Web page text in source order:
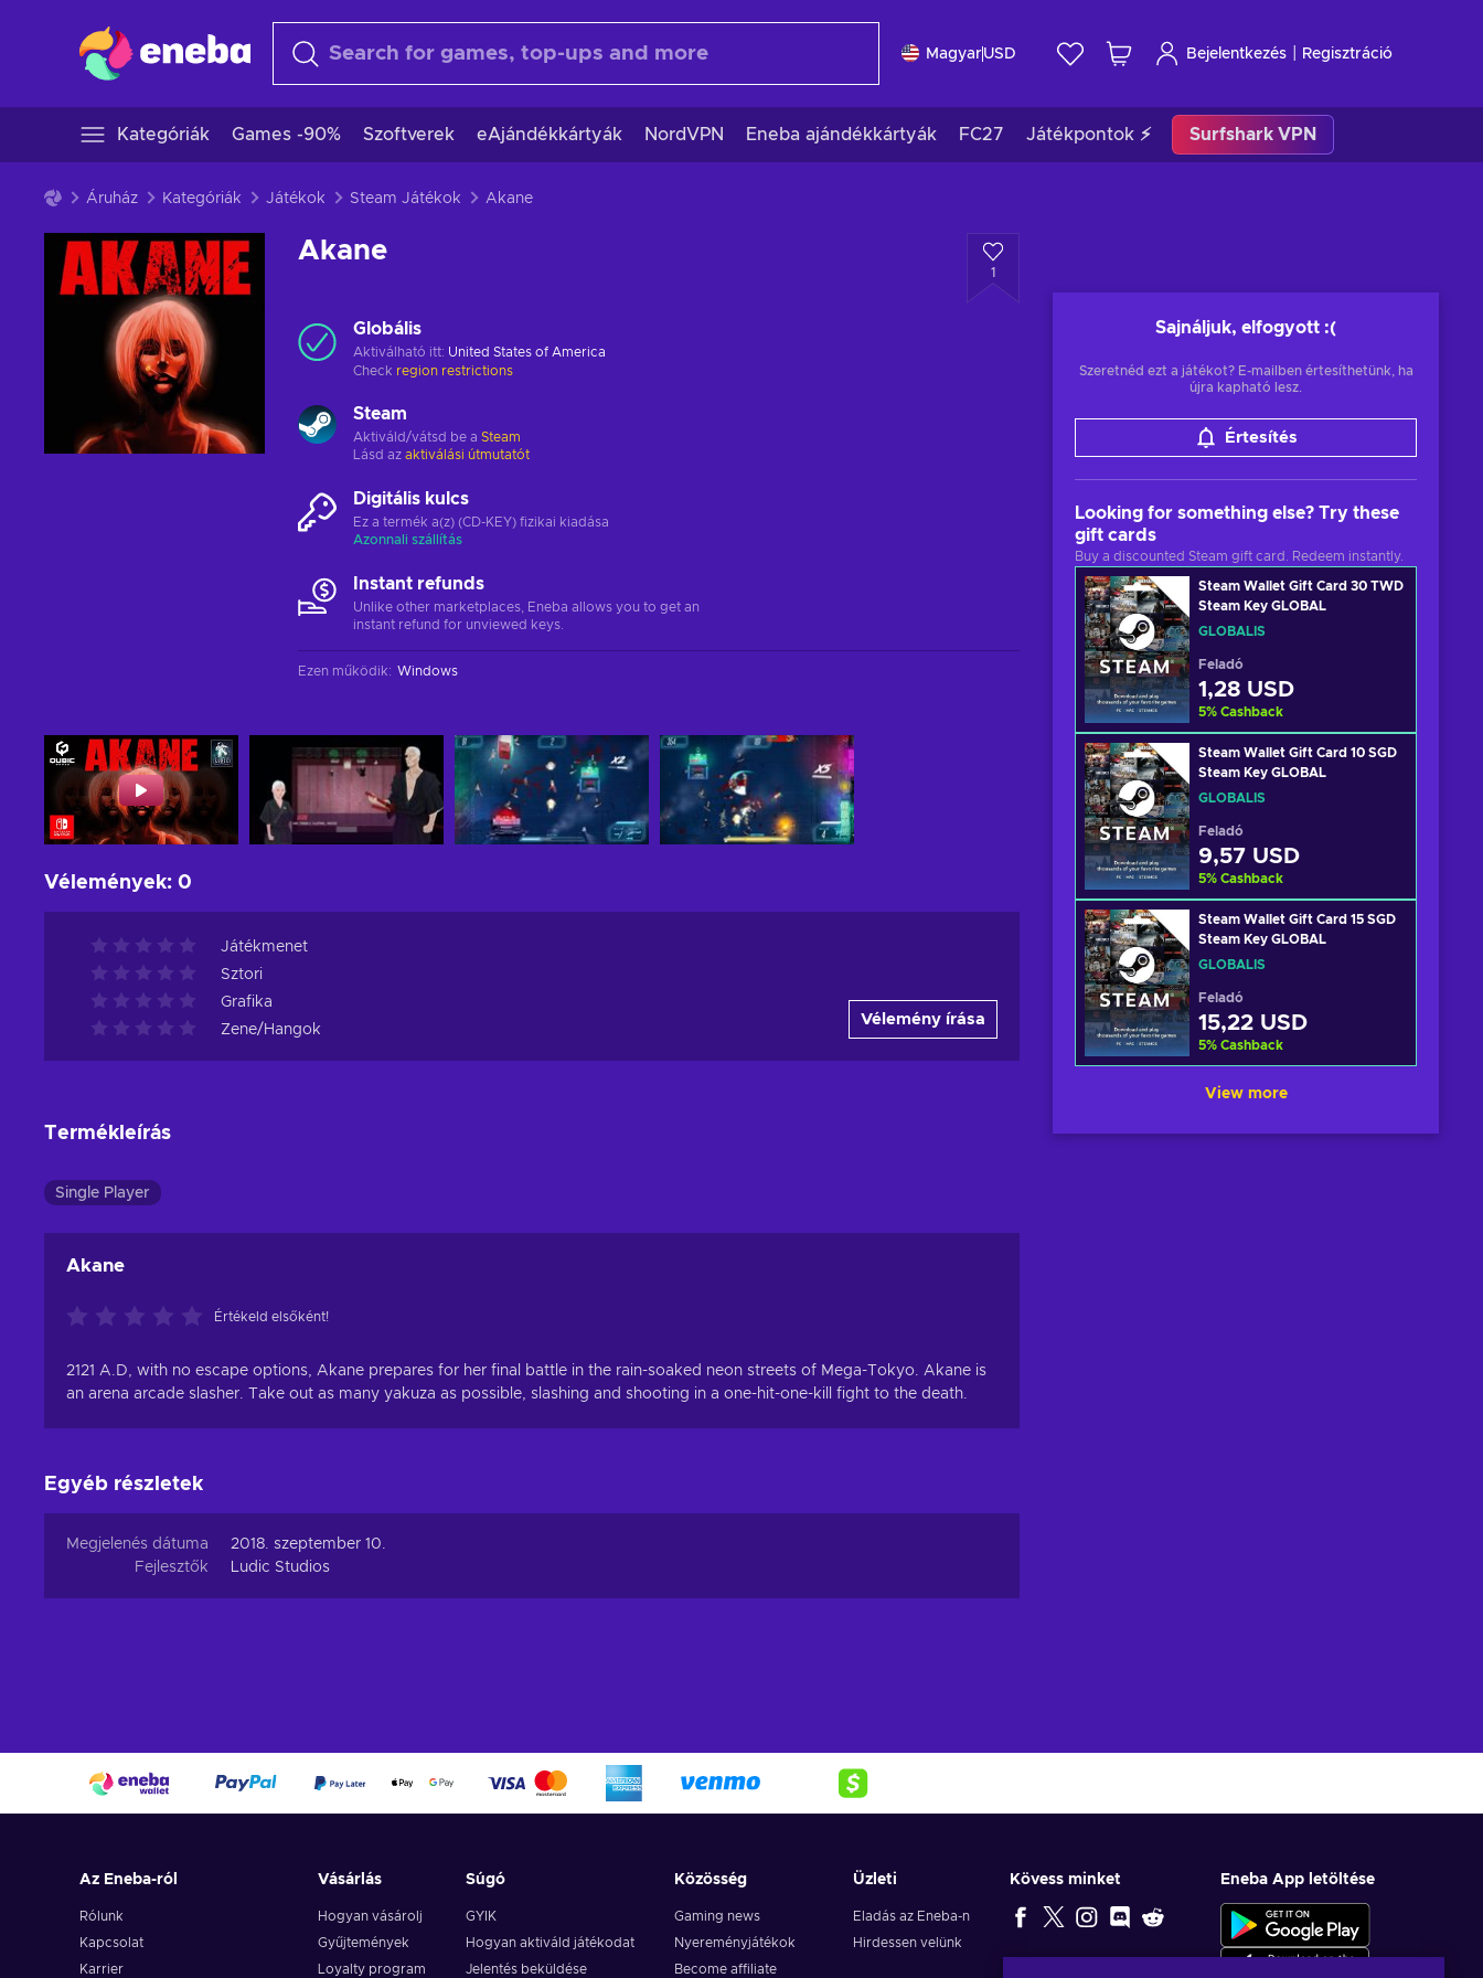
MagyarUSD Bejelentkezés Regisztráció
Kategóriák Games -90% Szoftverek eAjándékkártyák NordVPN Eneba ajándékkártyák FC27 Játékpontok ⚡ Surfshark VPN
Áruház Kategóriák Játékok Steam Játékok Akane
Akane
1
Sajnáljuk, elfogyott :(
Szeretnéd ezt a játékot? E-mailben értesíthetünk, ha
újra kapható lesz.
Értesítés
Looking for something else? Try these
gift cards
Buy a discounted Steam gift card. Redeem instantly.
Steam Wallet Gift Card 30 TWD
Steam Key GLOBAL
GLOBÁLIS
Feladó
1,28 USD
5% Cashback
Steam Wallet Gift Card 10 SGD
Steam Key GLOBAL
GLOBÁLIS
Feladó
9,57 USD
5% Cashback
Steam Wallet Gift Card 15 SGD
Steam Key GLOBAL
GLOBÁLIS
Feladó
15,22 USD
5% Cashback
View more
Globális
Aktiválható itt: United States of America
Check region restrictions
Steam
Aktiváld/vátsd be a Steam
Lásd az aktiválási útmutatót
Digitális kulcs
Ez a termék a(z) (CD-KEY) fizikai kiadása
Azonnali szállítás
Instant refunds
Unlike other marketplaces, Eneba allows you to get an
instant refund for unviewed keys.
Ezen működik: Windows
Vélemények: 0
Játékmenet
Sztori
Grafika
Zene/Hangok
Vélemény írása
Termékleírás
Single Player
Akane
Értékeld elsőként!
2121 A.D, with no escape options, Akane prepares for her final battle in the rain-soaked neon streets of Mega-Tokyo. Akane is
an arena arcade slasher. Take out as many yakuza as possible, slashing and shooting in a one-hit-one-kill fight to the death.
Egyéb részletek
Megjelenés dátuma
2018. szeptember 10.
Fejlesztők
Ludic Studios
Az Eneba-ról
Rólunk
Kapcsolat
Karrier
Vásárlás
Hogyan vásárolj
Gyűjtemények
Loyalty program
Súgó
GYIK
Hogyan aktiváld játékodat
Jelentés beküldése
Közösség
Gaming news
Nyereményjátékok
Become affiliate
Üzleti
Eladás az Eneba-n
Hirdessen velünk
Kövess minket Eneba App letöltése